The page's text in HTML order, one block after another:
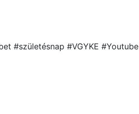
#születésnap #VGYKE #Youtube